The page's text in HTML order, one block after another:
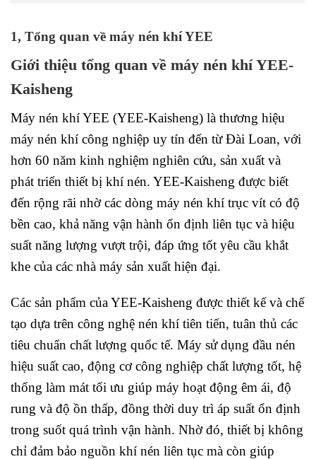
1, Tổng quan về máy nén khí YEE
Giới thiệu tổng quan về máy nén khí YEE-
Kaisheng
Máy nén khí YEE (YEE-Kaisheng) là thương hiệu
máy nén khí công nghiệp uy tín đến từ Đài Loan, với
hơn 60 năm kinh nghiệm nghiên cứu, sản xuất và
phát triển thiết bị khí nén. YEE-Kaisheng được biết
đến rộng rãi nhờ các dòng máy nén khí trục vít có độ
bền cao, khả năng vận hành ổn định liên tục và hiệu
suất năng lượng vượt trội, đáp ứng tốt yêu cầu khắt
khe của các nhà máy sản xuất hiện đại.
Các sản phẩm của YEE-Kaisheng được thiết kế và chế
tạo dựa trên công nghệ nén khí tiên tiến, tuân thủ các
tiêu chuẩn chất lượng quốc tế. Máy sử dụng đầu nén
hiệu suất cao, động cơ công nghiệp chất lượng tốt, hệ
thống làm mát tối ưu giúp máy hoạt động êm ái, độ
rung và độ ồn thấp, đồng thời duy trì áp suất ổn định
trong suốt quá trình vận hành. Nhờ đó, thiết bị không
chỉ đảm bảo nguồn khí nén liên tục mà còn giúp